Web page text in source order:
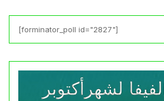
[forminator_poll id="2827"]